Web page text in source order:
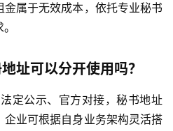
金属于无效成本，依托专业秘书
址可以分开使用吗？
定公示、官方对接，秘书地址
业可根据自身业务架构灵活搭